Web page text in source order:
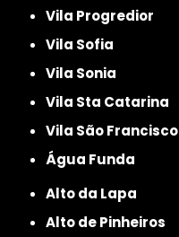
Vila Progredior
Vila Sofia
Vila Sonia
Vila Sta Catarina
Vila São Francisco
Água Funda
Alto da Lapa
Alto de Pinheiros